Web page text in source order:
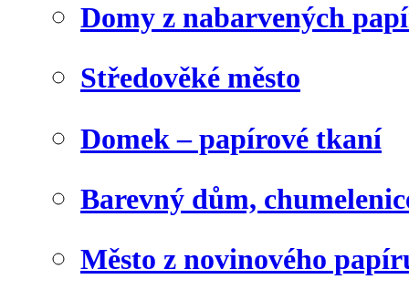
Domy z nabarvených
Středověké město
Domek – papírové tkaní
Barevný dům,
Město z novinového